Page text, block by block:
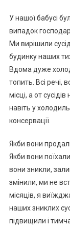
У нашої бабусі
випадок
Ми вирішили
будинку наших
Вдома дуже
топить. Всі речі,
місці, а от
навіть у
консервації.
Якби вони
Якби вони
вони зникли,
змінили, ми не
місяців, я
наших зниклих
підвищили і